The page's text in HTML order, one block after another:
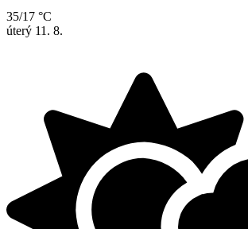
35/17 °C
úterý 11. 8.